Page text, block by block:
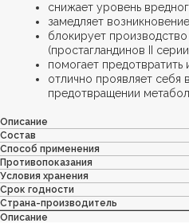
снижает уровень
замедляет
блокирует
(простагландинов II
помогает предотвратить
отлично проявляет себя
предотвращении
Описание
Состав
Способ применения
Противопоказания
Условия хранения
Срок годности
Страна-производитель
Описание